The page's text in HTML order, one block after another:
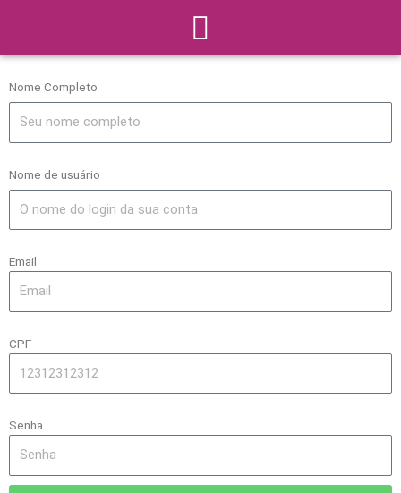
Nome Completo
Nome de usuário
Email
CPF
Senha